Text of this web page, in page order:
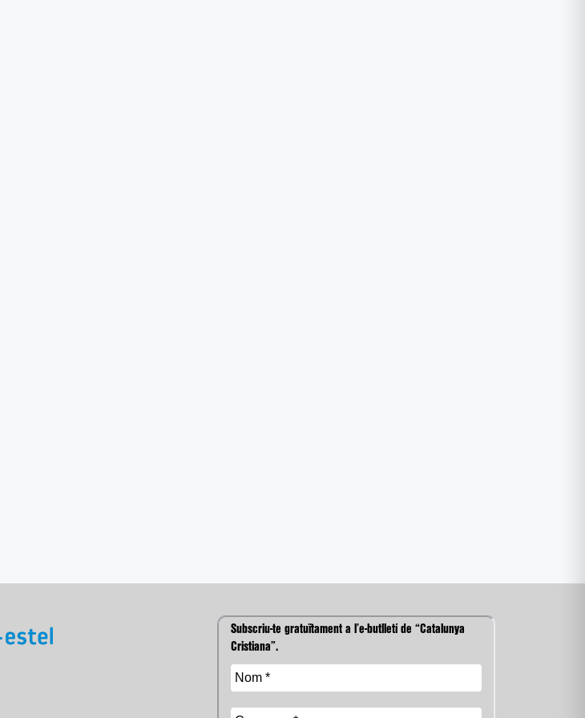
Subscriu-te gratuïtament a l’e-butlletí de “Catalunya
Cristiana”.